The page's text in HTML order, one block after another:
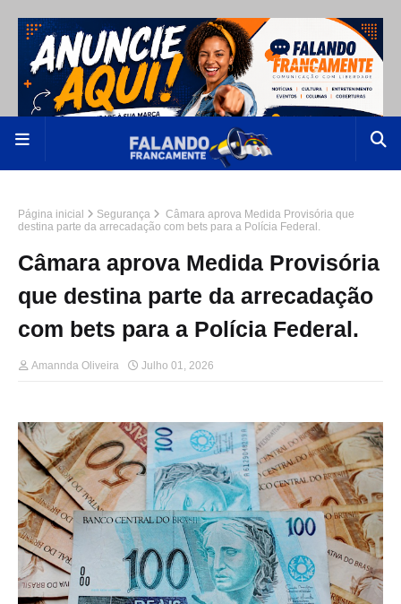
Página inicial Segurança
Câmara aprova Medida Provisória que
destina parte da arrecadação com bets para a Polícia Federal.
Câmara aprova Medida Provisória
que destina parte da arrecadação
com bets para a Polícia Federal.
Amannda Oliveira Julho 01, 2026